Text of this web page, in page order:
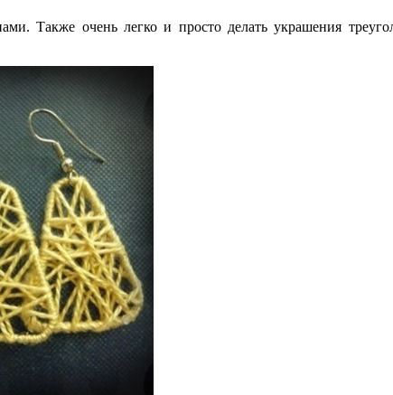
Также очень легко и просто делать украшения